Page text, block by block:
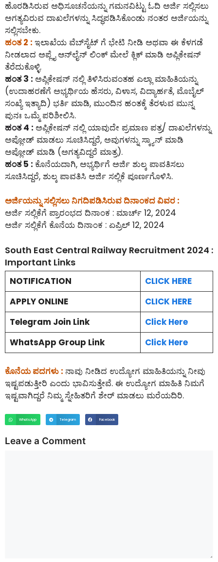
ಹೊರಡಿಸಿರುವ ಅಧಿಸೂಚನೆಯನ್ನು ಗಮನವಿಟ್ಟು ಓದಿ ಅರ್ಜಿ ಸಲ್ಲಿಸಲು
ಅಗತ್ಯವಿರುವ ದಾಖಲೆಗಳನ್ನು ಸಿದ್ಧಪಡಿಸಿಕೊಂಡು ನಂತರ ಅರ್ಜಿಯನ್ನು
ಸಲ್ಲಿಸಬೇಕು.
ಹಂತ 2 : ಇಲಾಖೆಯ ವೆಬ್‌ಸೈಟ್ ಗೆ ಭೇಟಿ ನೀಡಿ ಅಥವಾ ಈ ಕೆಳಗಡೆ
ನೀಡಲಾದ ಅಪ್ಲೈ ಆನ್‌ಲೈನ್‌ ಲಿಂಕ್ ಮೇಲೆ ಕ್ಲಿಕ್ ಮಾಡಿ ಅಪ್ಲಿಕೇಷನ್
ತೆರೆದುಕೊಳ್ಳಿ.
ಹಂತ 3 : ಅಪ್ಲಿಕೇಷನ್ ನಲ್ಲಿ ತಿಳಿಸಿರುವಂತಹ ಎಲ್ಲಾ ಮಾಹಿತಿಯನ್ನು
(ಉದಾಹರಣೆಗೆ ಅಭ್ಯರ್ಥಿಯ ಹೆಸರು, ವಿಳಾಸ, ವಿದ್ಯಾರ್ಹತೆ, ಮೊಬೈಲ್
ಸಂಖ್ಯೆ ಇತ್ಯಾದಿ) ಭರ್ತಿ ಮಾಡಿ, ಮುಂದಿನ ಹಂತಕ್ಕೆ ತೆರಳುವ ಮುನ್ನ
ಪುನಃ ಒಮ್ಮೆ ಪರಿಶೀಲಿಸಿ.
ಹಂತ 4 : ಅಪ್ಲಿಕೇಷನ್ ನಲ್ಲಿ ಯಾವುದೇ ಪ್ರಮಾಣ ಪತ್ರ/ ದಾಖಲೆಗಳನ್ನು
ಅಪ್ಲೋಡ್ ಮಾಡಲು ಸೂಚಿಸಿದ್ದರೆ, ಅವುಗಳನ್ನು ಸ್ಕ್ಯಾನ್ ಮಾಡಿ
ಅಪ್ಲೋಡ್ ಮಾಡಿ (ಅಗತ್ಯವಿದ್ದರೆ ಮಾತ್ರ).
ಹಂತ 5 : ಕೊನೆಯದಾಗಿ, ಅಭ್ಯರ್ಥಿಗೆ ಅರ್ಜಿ ಶುಲ್ಕ ಪಾವತಿಸಲು
ಸೂಚಿಸಿದ್ದರೆ, ಶುಲ್ಕ ಪಾವತಿಸಿ ಅರ್ಜಿ ಸಲ್ಲಿಕೆ ಪೂರ್ಣಗೊಳಿಸಿ.
ಅರ್ಜಿಯನ್ನು ಸಲ್ಲಿಸಲು ನಿಗದಿಪಡಿಸಿರುವ ದಿನಾಂಕದ ವಿವರ :
ಅರ್ಜಿ ಸಲ್ಲಿಕೆಗೆ ಪ್ರಾರಂಭದ ದಿನಾಂಕ : ಮಾರ್ಚ್ 12, 2024
ಅರ್ಜಿ ಸಲ್ಲಿಕೆಗೆ ಕೊನೆಯ ದಿನಾಂಕ : ಏಪ್ರಿಲ್ 12, 2024
South East Central Railway Recruitment 2024 :
Important Links
NOTIFICATION
CLICK HERE
APPLY ONLINE
CLICK HERE
Telegram Join Link
Click Here
WhatsApp Group Link
Click Here
ಕೊನೆಯ ಪದಗಳು : ನಾವು ನೀಡಿದ ಉದ್ಯೋಗ ಮಾಹಿತಿಯನ್ನು ನೀವು
ಇಷ್ಟಪಡುತ್ತೀರಿ ಎಂದು ಭಾವಿಸುತ್ತೇವೆ. ಈ ಉದ್ಯೋಗ ಮಾಹಿತಿ ನಿಮಗೆ
ಇಷ್ಟವಾಗಿದ್ದರೆ ನಿಮ್ಮ ಸ್ನೇಹಿತರಿಗೆ ಶೇರ್ ಮಾಡಲು ಮರೆಯದಿರಿ.
WhatsApp Telegram Facebook
Leave a Comment